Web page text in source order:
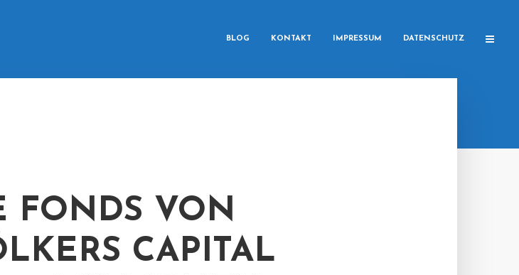
BLOG KONTAKT IMPRESSUM DATENSCHUTZ
FONDS VON
CAPITAL